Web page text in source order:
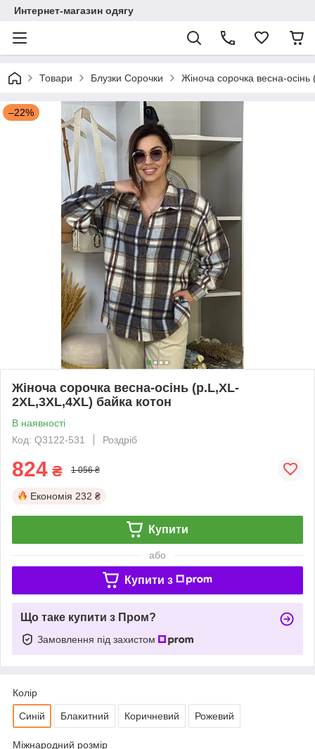
Интернет-магазин одягу
Товари Блузки Сорочки Жіноча сорочка весна-
–22%
Жіноча сорочка весна-осінь (р.L,XL-
2XL,3XL,4XL) байка котон
В наявності
Код: Q3122-531
Роздріб
824 ₴ 1 056 ₴
Економія 232 ₴
Купити
або
Купити з
Що таке купити з Пром?
Замовлення під захистом
Колір
Синій Блакитний Коричневий Рожевий
Міжнародний розмір